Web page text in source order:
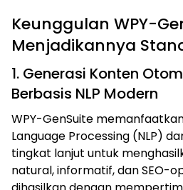
Keunggulan WPY-
Menjadikannya
1. Generasi Konten
Berbasis NLP Modern
WPY-GenSuite
Language Processing (NLP)
tingkat lanjut untuk
natural, informatif, dan SEO-